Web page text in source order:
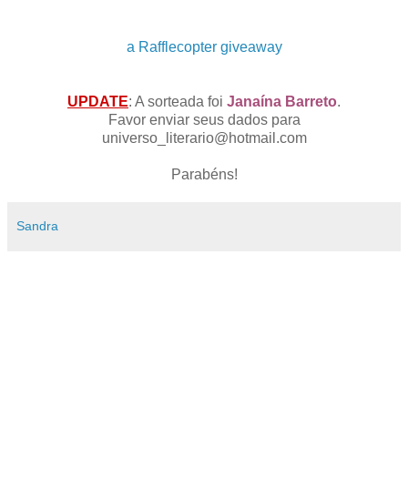
a Rafflecopter giveaway
UPDATE: A sorteada foi Janaína Barreto.
Favor enviar seus dados para
universo_literario@hotmail.com
Parabéns!
Sandra